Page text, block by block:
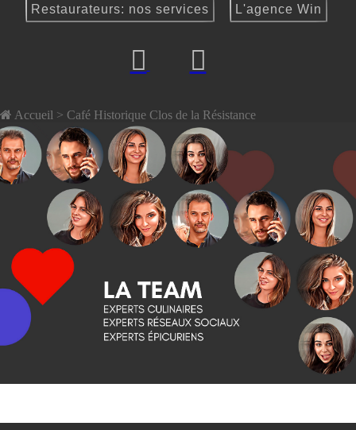
Restaurateurs: nos services L'agence Win
Accueil > Café Historique Clos de la Résistance